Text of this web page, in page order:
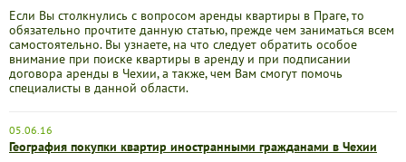
Если Вы столкнулись с вопросом аренды квартиры в Праге, то
обязательно прочтите данную статью, прежде чем заниматься всем
самостоятельно. Вы узнаете, на что следует обратить особое
внимание при поиске квартиры в аренду и при подписании
договора аренды в Чехии, а также, чем Вам смогут помочь
специалисты в данной области.
05.06.16
География покупки квартир иностранными гражданами в Чехии